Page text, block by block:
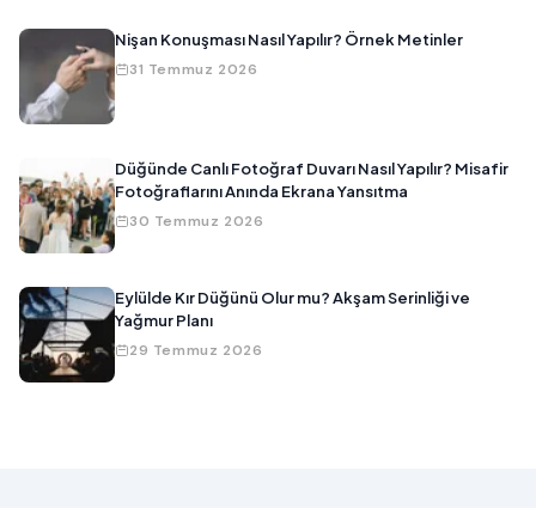
Nişan Konuşması Nasıl Yapılır? Örnek Metinler
31 Temmuz 2026
Düğünde Canlı Fotoğraf Duvarı Nasıl Yapılır? Misafir
Fotoğraflarını Anında Ekrana Yansıtma
30 Temmuz 2026
Eylülde Kır Düğünü Olur mu? Akşam Serinliği ve
Yağmur Planı
29 Temmuz 2026